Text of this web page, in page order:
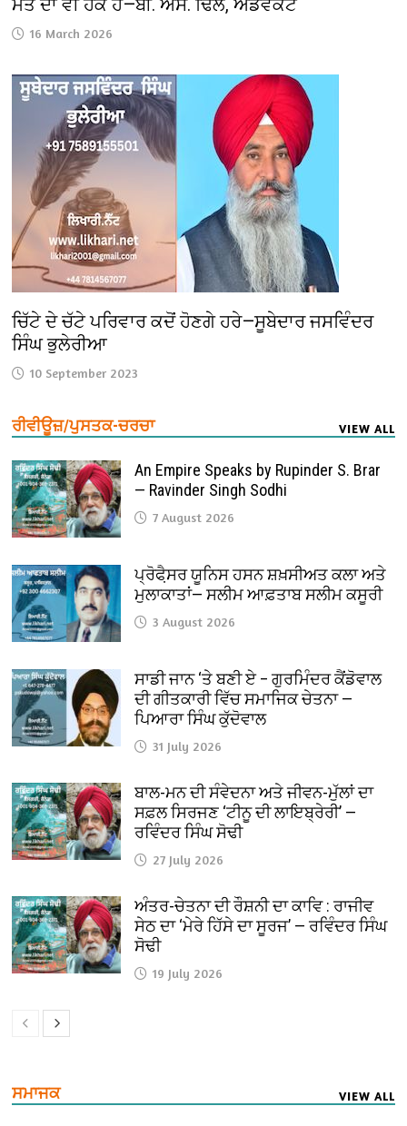
16 March 2026
ਚਿੱਟੇ ਦੇ ਚੱਟੇ ਪਰਿਵਾਰ ਕਦੋਂ ਹੋਣਗੇ ਹਰੇ—ਸੂਬੇਦਾਰ ਜਸਵਿੰਦਰ
ਸਿੰਘ ਭੁਲੇਰੀਆ
10 September 2023
ਰੀਵੀਊਜ਼/ਪੁਸਤਕ-ਚਰਚਾ VIEW ALL
An Empire Speaks by Rupinder S. Brar
— Ravinder Singh Sodhi
7 August 2026
ਪ੍ਰੋਫੈ਼ਸਰ ਯੂਨਿਸ ਹਸਨ ਸ਼ਖ਼ਸੀਅਤ ਕਲਾ ਅਤੇ
ਮੁਲਾਕਾਤਾਂ— ਸਲੀਮ ਆਫ਼ਤਾਬ ਸਲੀਮ ਕਸੂਰੀ
3 August 2026
ਸਾਡੀ ਜਾਨ ‘ਤੇ ਬਣੀ ਏ – ਗੁਰਮਿੰਦਰ ਕੈਂਡੋਵਾਲ
ਦੀ ਗੀਤਕਾਰੀ ਵਿੱਚ ਸਮਾਜਿਕ ਚੇਤਨਾ —
ਪਿਆਰਾ ਸਿੰਘ ਕੁੱਦੋਵਾਲ
31 July 2026
ਬਾਲ-ਮਨ ਦੀ ਸੰਵੇਦਨਾ ਅਤੇ ਜੀਵਨ-ਮੁੱਲਾਂ ਦਾ
ਸਫ਼ਲ ਸਿਰਜਣ ‘ਟੀਨੂ ਦੀ ਲਾਇਬ੍ਰੇਰੀ’ —
ਰਵਿੰਦਰ ਸਿੰਘ ਸੋਢੀ
27 July 2026
ਅੰਤਰ-ਚੇਤਨਾ ਦੀ ਰੌਸ਼ਨੀ ਦਾ ਕਾਵਿ : ਰਾਜੀਵ
ਸੇਠ ਦਾ ‘ਮੇਰੇ ਹਿੱਸੇ ਦਾ ਸੂਰਜ’ — ਰਵਿੰਦਰ ਸਿੰਘ
ਸੋਢੀ
19 July 2026
ਸਮਾਜਕ VIEW ALL